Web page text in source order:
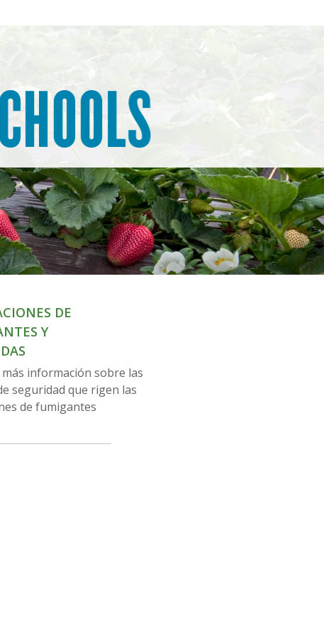
DE
Y
información sobre las
seguridad que rigen las
de fumigantes